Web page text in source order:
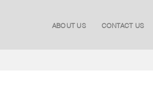
ABOUT US CONTACT US